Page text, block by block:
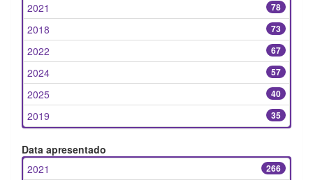
78
2021
73
2018
67
2022
57
2024
40
2025
35
2019
Data apresentado
266
2021